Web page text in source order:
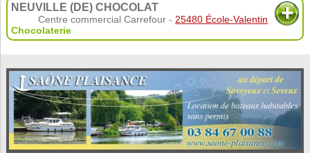
NEUVILLE (DE) CHOCOLAT
Centre commercial Carrefour - 25480 École-Valentin
Chocolaterie